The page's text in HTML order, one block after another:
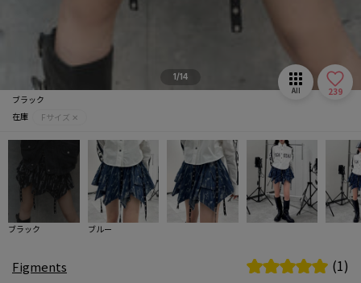
All 239
1/14
ブラック
在庫
Fサイズ ✕
ブラック ブルー
Figments (1)